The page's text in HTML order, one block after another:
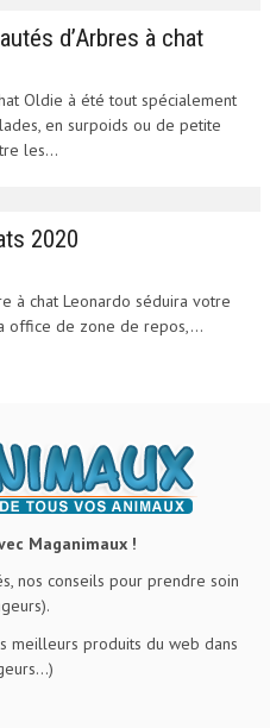
d’Arbres à chat
Oldie à été tout spécialement
en surpoids ou de petite
les...
2020
à chat Leonardo séduira votre
office de zone de repos,...
Maganimaux !
nos conseils pour prendre soin
meilleurs produits du web dans